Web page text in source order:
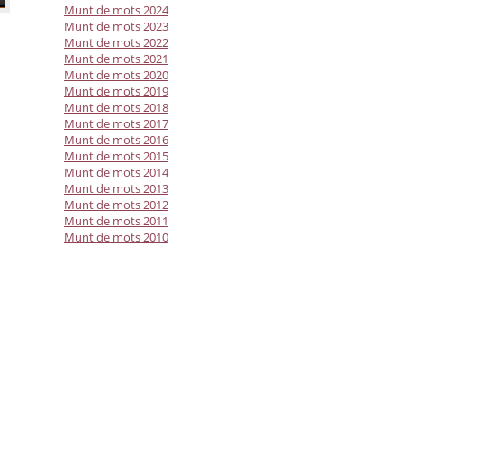
Munt de mots 2024
Munt de mots 2023
Munt de mots 2022
Munt de mots 2021
Munt de mots 2020
Munt de mots 2019
Munt de mots 2018
Munt de mots 2017
Munt de mots 2016
Munt de mots 2015
Munt de mots 2014
Munt de mots 2013
Munt de mots 2012
Munt de mots 2011
Munt de mots 2010